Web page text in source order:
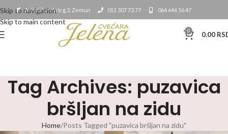
Skip to navigation
Skip to main content
Avijatičarski trg 3, Zemun 011 307 73 77 064 646 56 47
0 0.00
Tag Archives: puzavica
bršljan na zidu
Home Posts Tagged "puzavica bršljan na zidu"